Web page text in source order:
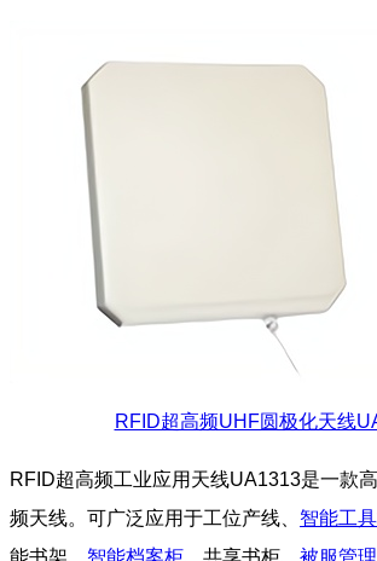
RFID超高频UHF圆极化天线
RFID超高频工业应用天线UA1313是一款
频天线。可广泛应用于工位产线、 智能工
能书架、 智能档案柜 、共享书柜、 被服管理